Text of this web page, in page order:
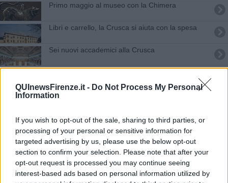
QUInewsFirenze.it - Do Not Process My Personal
Information
If you wish to opt-out of the sale, sharing to third parties, or
processing of your personal or sensitive information for
targeted advertising by us, please use the below opt-out
section to confirm your selection. Please note that after your
opt-out request is processed you may continue seeing
interest-based ads based on personal information utilized by
​Primo maggio al museo con la Chimera
Libri e carrello, la Crusca si aiuta con la spesa
Sei nuovi accademici alla Crusca
Ferragosto al museo, ecco dove in Toscana
L'Incoronazione del Beato Angelico ricomposta
agli Uffizi
Festa della Repubblica, domenica gratis nei
musei
Palazzo Vecchio blindato